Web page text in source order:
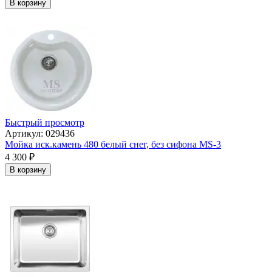
В корзину
Быстрый просмотр
Артикул: 029436
Мойка иск.камень 480 белый снег, без сифона МS-3
4 300 ₽
В корзину